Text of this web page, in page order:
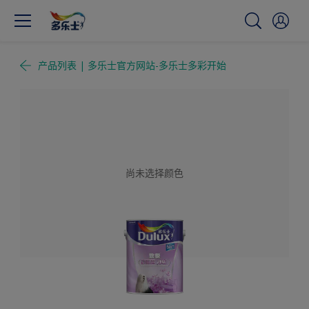
产品列表 | 多乐士官方网站-多乐士多彩开始
尚未选择颜色